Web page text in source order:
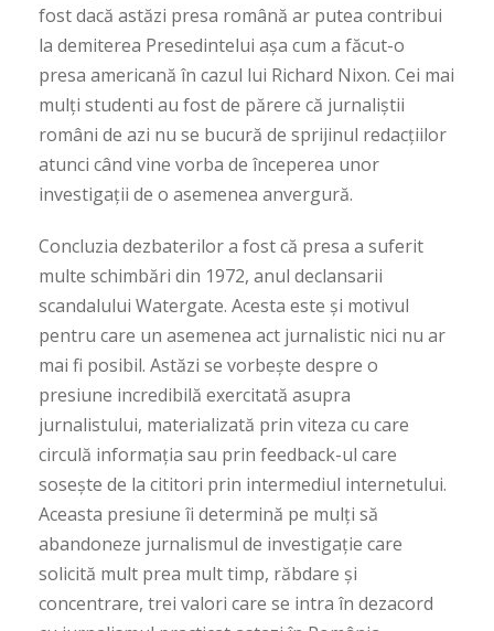
fost dacă astăzi presa română ar putea contribui
la demiterea Presedintelui așa cum a făcut-o
presa americană în cazul lui Richard Nixon. Cei mai
mulți studenti au fost de părere că jurnaliștii
români de azi nu se bucură de sprijinul redacțiilor
atunci când vine vorba de începerea unor
investigații de o asemenea anvergură.
Concluzia dezbaterilor a fost că presa a suferit
multe schimbări din 1972, anul declansarii
scandalului Watergate. Acesta este și motivul
pentru care un asemenea act jurnalistic nici nu ar
mai fi posibil. Astăzi se vorbește despre o
presiune incredibilă exercitată asupra
jurnalistului, materializată prin viteza cu care
circulă informația sau prin feedback-ul care
sosește de la cititori prin intermediul internetului.
Aceasta presiune îi determină pe mulți să
abandoneze jurnalismul de investigație care
solicită mult prea mult timp, răbdare și
concentrare, trei valori care se intra în dezacord